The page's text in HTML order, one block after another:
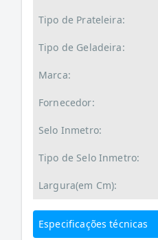
Tipo de Prateleira:
Tipo de Geladeira:
Marca:
Fornecedor:
Selo Inmetro:
Tipo de Selo Inmetro:
Largura(em Cm):
Especificações técnicas